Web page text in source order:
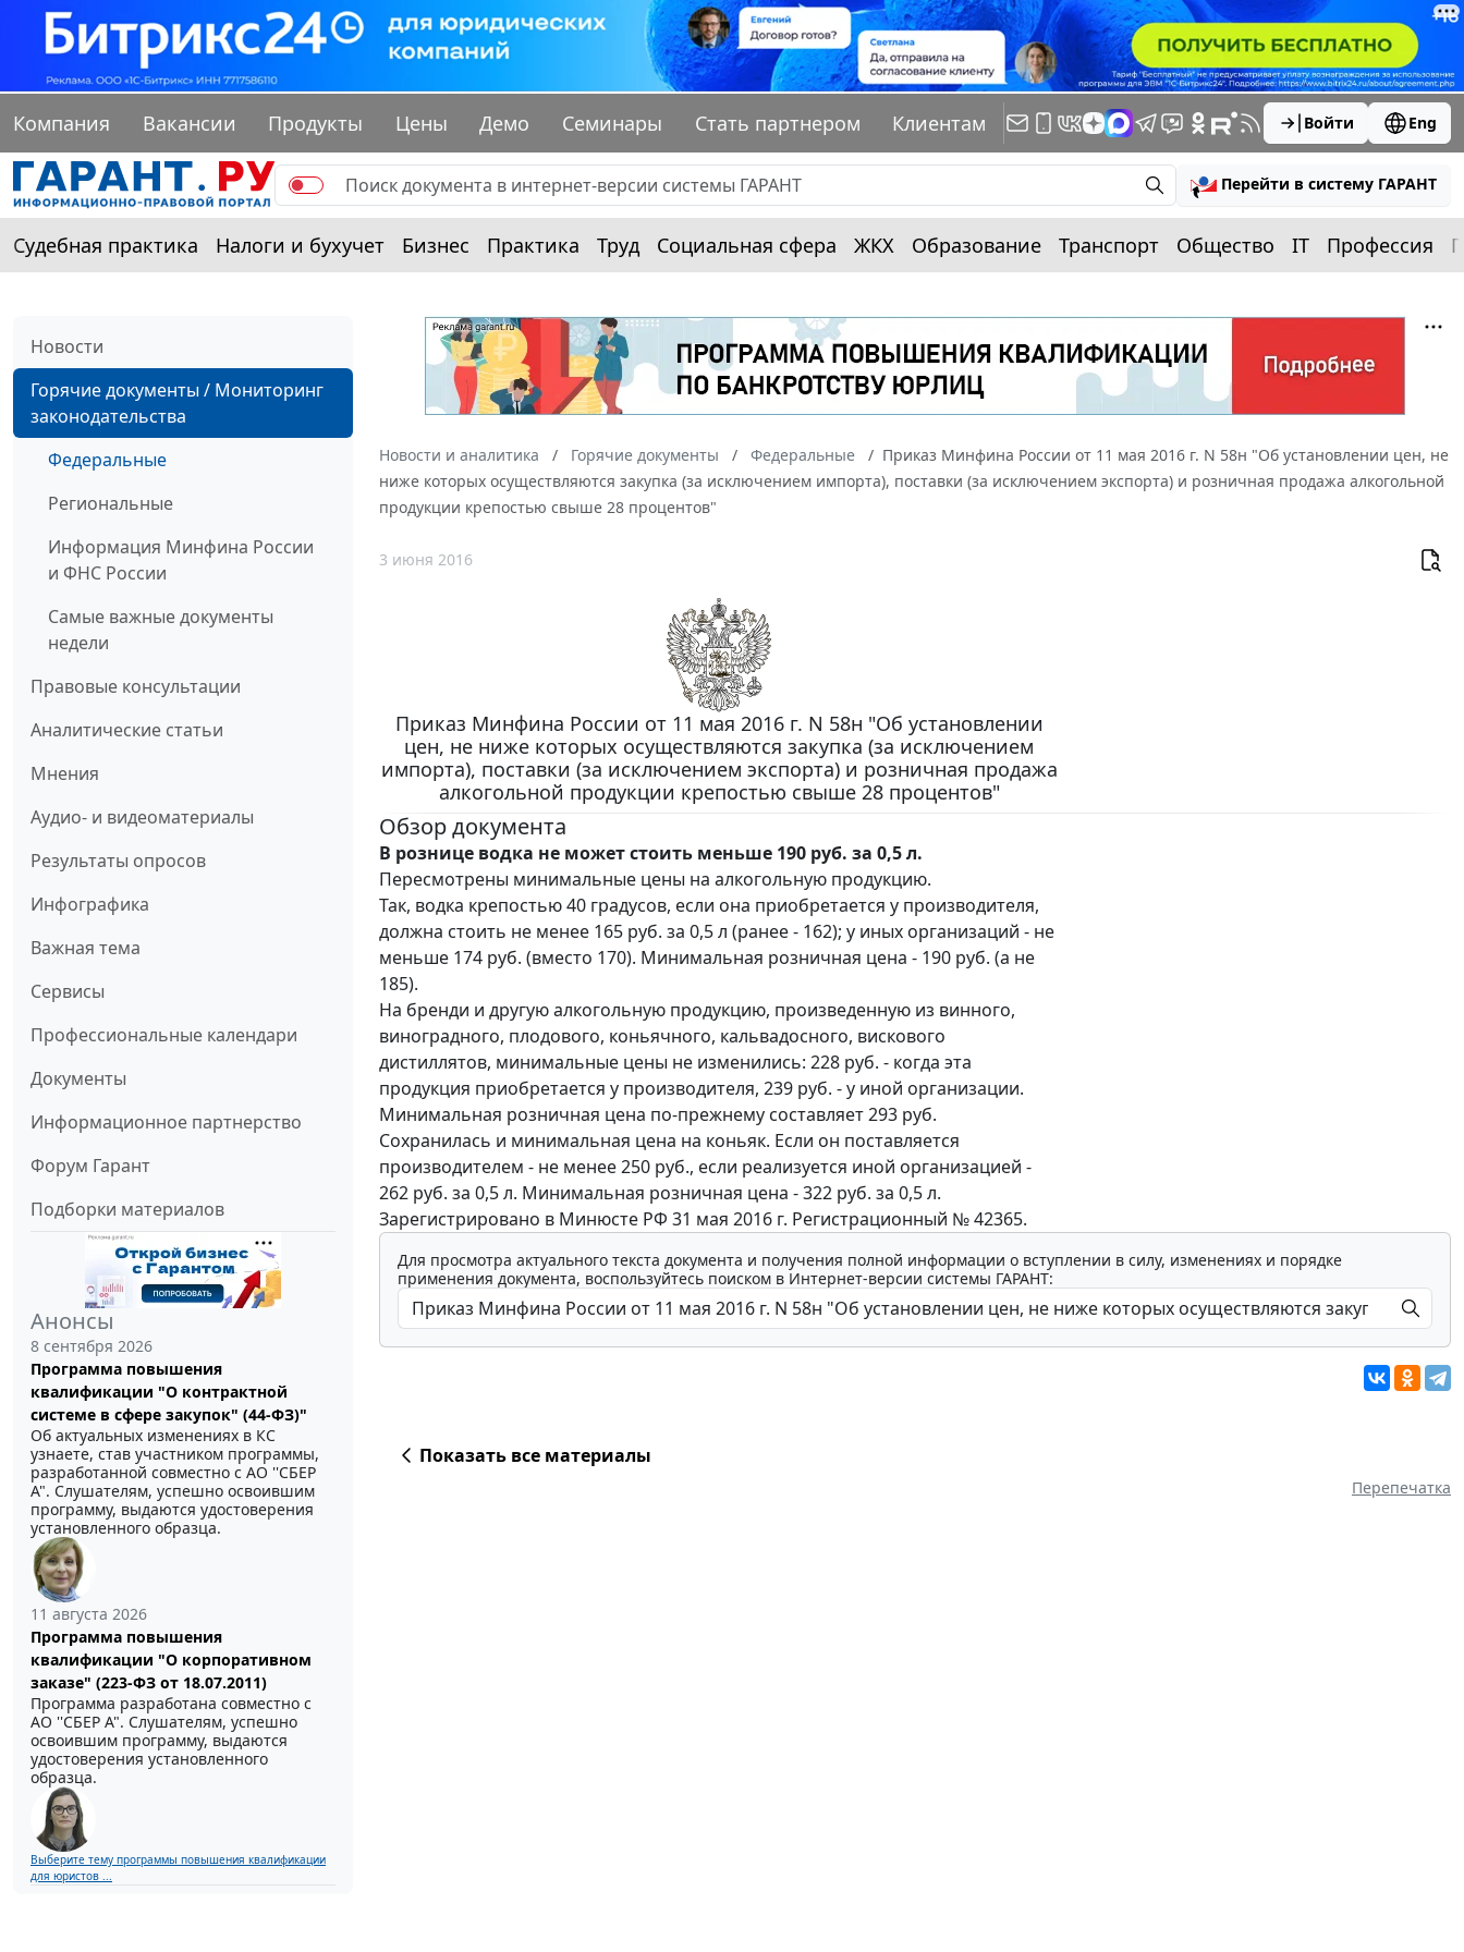
Компания Вакансии Продукты Цены Демо Семинары Стать партнером Клиентам Войти Eng
Перейти в систему ГАРАНТ
Судебная практика Налоги и бухучет Бизнес Практика Труд Социальная сфера ЖКХ Образование Транспорт Общество IT Профессия
Новости
Горячие документы / Мониторинг
законодательства
Федеральные
Региональные
Информация Минфина России
и ФНС России
Самые важные документы
недели
Правовые консультации
Аналитические статьи
Мнения
Аудио- и видеоматериалы
Результаты опросов
Инфографика
Важная тема
Сервисы
Профессиональные календари
Документы
Информационное партнерство
Форум Гарант
Подборки материалов
Анонсы
8 сентября 2026
Программа повышения
квалификации "О контрактной
системе в сфере закупок" (44-ФЗ)"
Об актуальных изменениях в КС
узнаете, став участником программы,
разработанной совместно с АО ''СБЕР
А". Слушателям, успешно освоившим
программу, выдаются удостоверения
установленного образца.
11 августа 2026
Программа повышения
квалификации "О корпоративном
заказе" (223-ФЗ от 18.07.2011)
Программа разработана совместно с
АО ''СБЕР А". Слушателям, успешно
освоившим программу, выдаются
удостоверения установленного
образца.
Выберите тему программы повышения квалификации
для юристов ...
Новости и аналитика Горячие документы Федеральные
Приказ Минфина России от 11 мая 2016 г. N 58н "Об установлении цен, не
ниже которых осуществляются закупка (за исключением импорта), поставки (за исключением экспорта) и розничная продажа алкогольной
продукции крепостью свыше 28 процентов"
3 июня 2016
Приказ Минфина России от 11 мая 2016 г. N 58н "Об установлении
цен, не ниже которых осуществляются закупка (за исключением
импорта), поставки (за исключением экспорта) и розничная продажа
алкогольной продукции крепостью свыше 28 процентов"
Обзор документа
В рознице водка не может стоить меньше 190 руб. за 0,5 л.
Пересмотрены минимальные цены на алкогольную продукцию.
Так, водка крепостью 40 градусов, если она приобретается у производителя,
должна стоить не менее 165 руб. за 0,5 л (ранее - 162); у иных организаций - не
меньше 174 руб. (вместо 170). Минимальная розничная цена - 190 руб. (а не
185).
На бренди и другую алкогольную продукцию, произведенную из винного,
виноградного, плодового, коньячного, кальвадосного, вискового
дистиллятов, минимальные цены не изменились: 228 руб. - когда эта
продукция приобретается у производителя, 239 руб. - у иной организации.
Минимальная розничная цена по-прежнему составляет 293 руб.
Сохранилась и минимальная цена на коньяк. Если он поставляется
производителем - не менее 250 руб., если реализуется иной организацией -
262 руб. за 0,5 л. Минимальная розничная цена - 322 руб. за 0,5 л.
Зарегистрировано в Минюсте РФ 31 мая 2016 г. Регистрационный № 42365.
Для просмотра актуального текста документа и получения полной информации о вступлении в силу, изменениях и порядке
применения документа, воспользуйтесь поиском в Интернет-версии системы ГАРАНТ:
Показать все материалы
Перепечатка